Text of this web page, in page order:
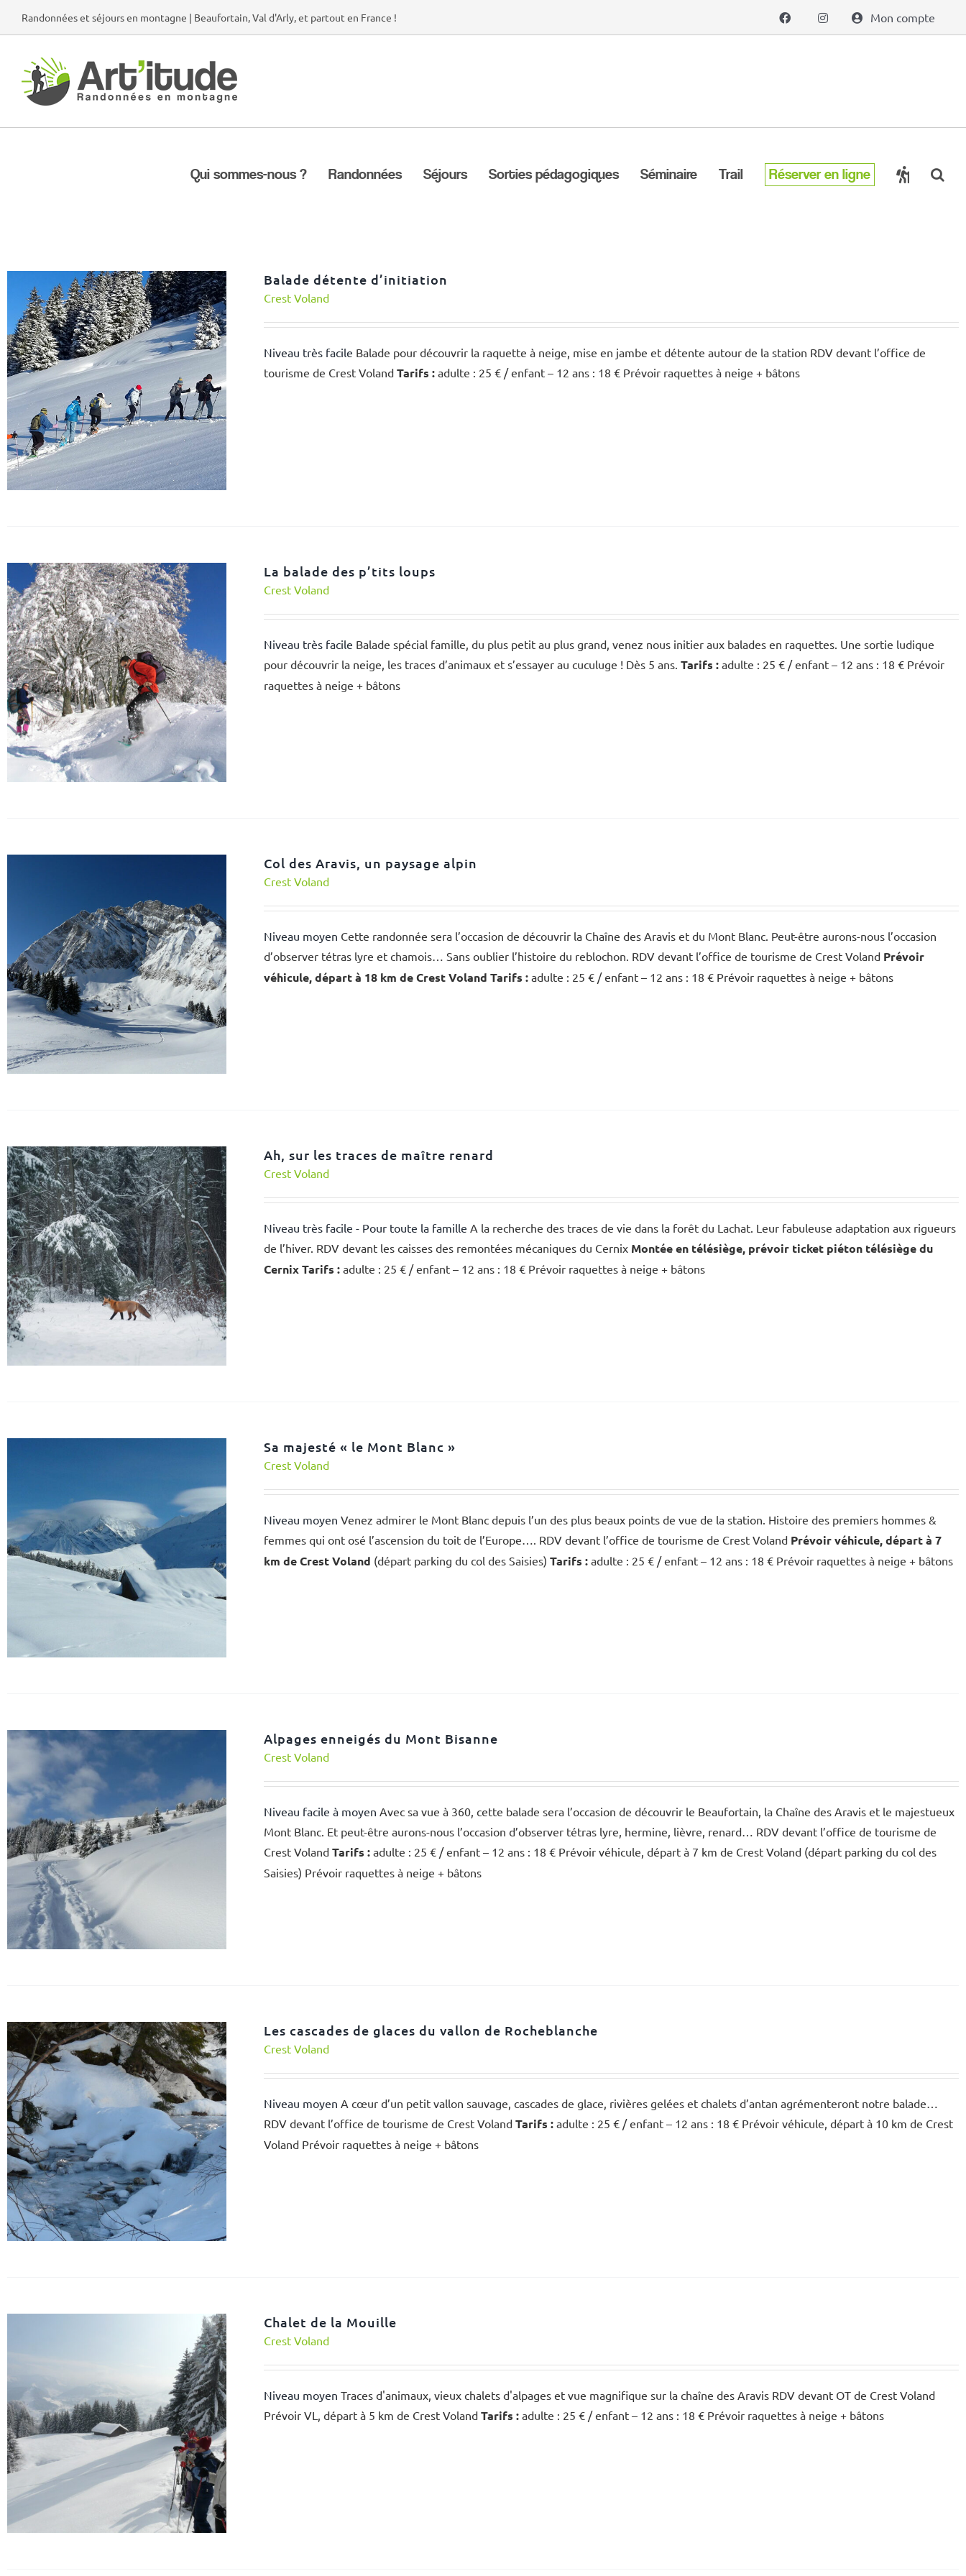
Randonnées et séjours en montagne | Beaufortain, Val d'Arly, et partout en France ! Mon compte
Qui sommes-nous ? Randonnées Séjours Sorties pédagogiques Séminaire Trail Réserver en ligne
Balade détente d’initiation
Crest Voland
Niveau très facile Balade pour découvrir la raquette à neige, mise en jambe et détente autour de la station RDV devant l’office de
tourisme de Crest VolandTarifs : adulte : 25 € / enfant – 12 ans : 18 € Prévoir raquettes à neige + bâtons
La balade des p’tits loups
Crest Voland
Niveau très facile Balade spécial famille, du plus petit au plus grand, venez nous initier aux balades en raquettes. Une sortie ludique
pour découvrir la neige, les traces d’animaux et s’essayer au cuculuge ! Dès 5 ans.Tarifs : adulte : 25 € / enfant – 12 ans : 18 € Prévoir
raquettes à neige + bâtons
Col des Aravis, un paysage alpin
Crest Voland
Niveau moyen Cette randonnée sera l’occasion de découvrir la Chaîne des Aravis et du Mont Blanc. Peut-être aurons-nous l’occasion
d’observer tétras lyre et chamois… Sans oublier l’histoire du reblochon. RDV devant l’office de tourisme de Crest Voland Prévoir
véhicule, départ à 18 km de Crest Voland Tarifs : adulte : 25 € / enfant – 12 ans : 18 € Prévoir raquettes à neige + bâtons
Ah, sur les traces de maître renard
Crest Voland
Niveau très facile - Pour toute la famille A la recherche des traces de vie dans la forêt du Lachat. Leur fabuleuse adaptation aux rigueurs
de l’hiver. RDV devant les caisses des remontées mécaniques du Cernix Montée en télésiège, prévoir ticket piéton télésiège du
Cernix Tarifs : adulte : 25 € / enfant – 12 ans : 18 € Prévoir raquettes à neige + bâtons
Sa majesté « le Mont Blanc »
Crest Voland
Niveau moyen Venez admirer le Mont Blanc depuis l’un des plus beaux points de vue de la station. Histoire des premiers hommes &
femmes qui ont osé l’ascension du toit de l’Europe…. RDV devant l’office de tourisme de Crest Voland Prévoir véhicule, départ à 7
km de Crest Voland (départ parking du col des Saisies)Tarifs : adulte : 25 € / enfant – 12 ans : 18 € Prévoir raquettes à neige + bâtons
Alpages enneigés du Mont Bisanne
Crest Voland
Niveau facile à moyen Avec sa vue à 360, cette balade sera l’occasion de découvrir le Beaufortain, la Chaîne des Aravis et le majestueux
Mont Blanc. Et peut-être aurons-nous l’occasion d’observer tétras lyre, hermine, lièvre, renard… RDV devant l’office de tourisme de
Crest VolandTarifs : adulte : 25 € / enfant – 12 ans : 18 € Prévoir véhicule, départ à 7 km de Crest Voland (départ parking du col des
Saisies) Prévoir raquettes à neige + bâtons
Les cascades de glaces du vallon de Rocheblanche
Crest Voland
Niveau moyen A cœur d’un petit vallon sauvage, cascades de glace, rivières gelées et chalets d’antan agrémenteront notre balade…
RDV devant l’office de tourisme de Crest VolandTarifs : adulte : 25 € / enfant – 12 ans : 18 € Prévoir véhicule, départ à 10 km de Crest
Voland Prévoir raquettes à neige + bâtons
Chalet de la Mouille
Crest Voland
Niveau moyen Traces d'animaux, vieux chalets d'alpages et vue magnifique sur la chaîne des Aravis RDV devant OT de Crest Voland
Prévoir VL, départ à 5 km de Crest VolandTarifs : adulte : 25 € / enfant – 12 ans : 18 € Prévoir raquettes à neige + bâtons